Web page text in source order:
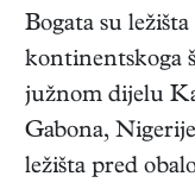
Bogata su
kontinentskoga
južnom dijelu
Gabona,
ležišta pred